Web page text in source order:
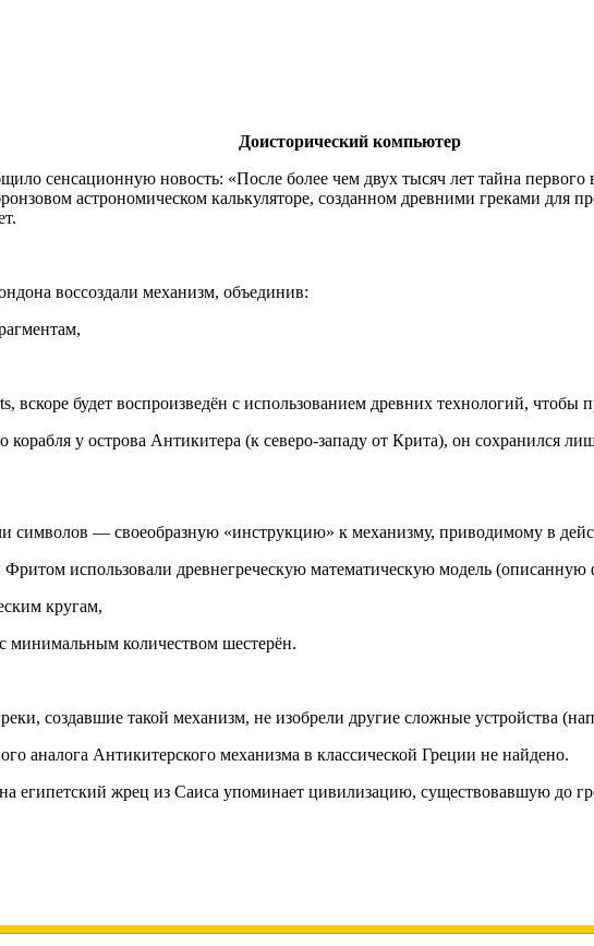
Доисторический компьютер
сенсационную новость: «После более чем двух тысяч лет тайна первого
астрономическом калькуляторе, созданном древними греками для
воссоздали механизм, объединив:
будет воспроизведён с использованием древних технологий, чтобы
у острова Антикитера (к северо-западу от Крита), он сохранился
символов — своеобразную «инструкцию» к механизму, приводимому в
Фритом использовали древнегреческую математическую модель
кругам,
минимальным количеством шестерён.
создавшие такой механизм, не изобрели другие сложные устройства
аналога Антикитерского механизма в классической Греции не найдено.
египетский жрец из Саиса упоминает цивилизацию, существовавшую до